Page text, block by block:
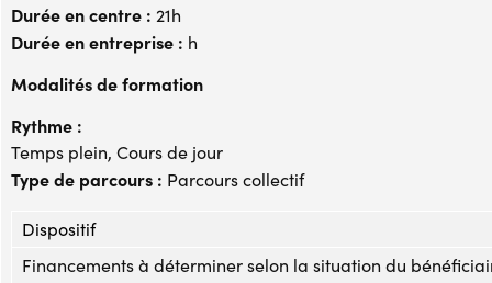
Durée en centre : 21h
Durée en entreprise : h
Modalités de formation
Rythme :
Temps plein, Cours de jour
Type de parcours : Parcours collectif
Dispositif
Financements à déterminer selon la situation du